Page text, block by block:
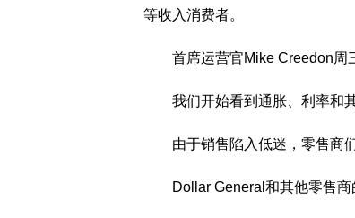
等收入消费者。
首席运营官Mike Creedon周
我们开始看到通胀、利率和其
由于销售陷入低迷，零售商们
Dollar General和其他零售商